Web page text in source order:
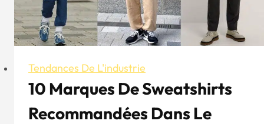
Tendances De L'industrie
10 Marques De Sweatshirts
Recommandées Dans Le